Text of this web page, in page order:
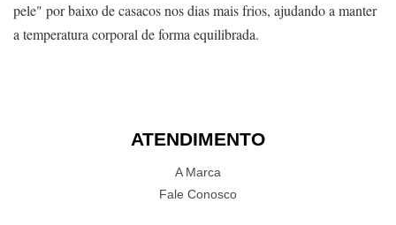
pele" por baixo de casacos nos dias mais frios, ajudando a manter
a temperatura corporal de forma equilibrada.
ATENDIMENTO
A Marca
Fale Conosco